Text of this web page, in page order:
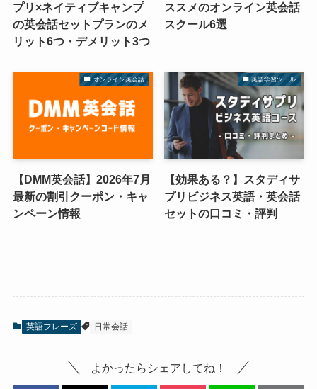
プリ×ネイティブキャンプ
の英会話セットプランのメ
リット6つ・デメリット3つ
ススメのオンライン英会話
スクール6選
オンライン英会話
【DMM英会話】2026年7月
最新の割引クーポン・キャ
ンペーン情報
英語学習ツール
【効果ある？】スタディサ
プリビジネス英語・英会話
セットの口コミ・評判
英語フレーズ 日常会話
よかったらシェアしてね！